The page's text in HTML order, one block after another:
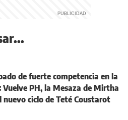
de fuerte competencia en la
Vuelve PH, la Mesaza de Mirtha
nuevo ciclo de Teté Coustarot